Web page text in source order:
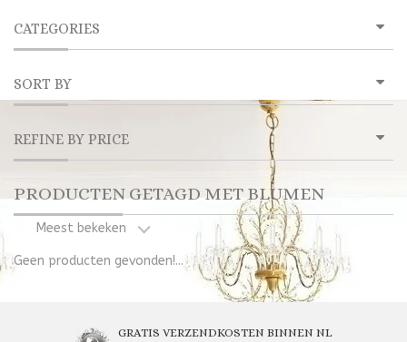
CATEGORIES
SORT BY
REFINE BY PRICE
PRODUCTEN GETAGD MET BLUMEN
Meest bekeken
Geen producten gevonden!...
GRATIS VERZENDKOSTEN BINNEN NL